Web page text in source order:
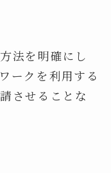
法を明確にし
ークを利用する
させることな